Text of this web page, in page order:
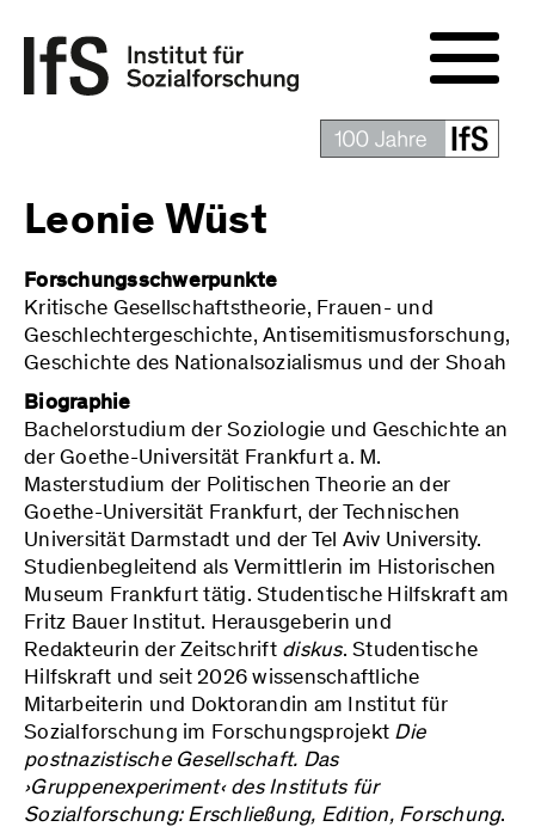
Leonie Wüst
Forschungsschwerpunkte
Kritische Gesellschaftstheorie, Frauen- und
Geschlechtergeschichte, Antisemitismusforschung,
Geschichte des Nationalsozialismus und der Shoah
Biographie
Bachelorstudium der Soziologie und Geschichte an
der Goethe-Universität Frankfurt a. M.
Masterstudium der Politischen Theorie an der
Goethe-Universität Frankfurt, der Technischen
Universität Darmstadt und der Tel Aviv University.
Studienbegleitend als Vermittlerin im Historischen
Museum Frankfurt tätig. Studentische Hilfskraft am
Fritz Bauer Institut. Herausgeberin und
Redakteurin der Zeitschrift diskus. Studentische
Hilfskraft und seit 2026 wissenschaftliche
Mitarbeiterin und Doktorandin am Institut für
Sozialforschung im Forschungsprojekt Die
postnazistische Gesellschaft. Das
›Gruppenexperiment‹ des Instituts für
Sozialforschung: Erschließung, Edition, Forschung.